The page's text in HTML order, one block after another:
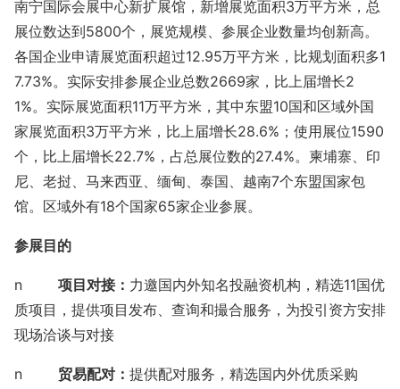
南宁国际会展中心新扩展馆，新增展览面积3万平方米，总
展位数达到5800个，展览规模、参展企业数量均创新高。
各国企业申请展览面积超过12.95万平方米，比规划面积多1
7.73%。实际安排参展企业总数2669家，比上届增长2
1%。实际展览面积11万平方米，其中东盟10国和区域外国
家展览面积3万平方米，比上届增长28.6%；使用展位1590
个，比上届增长22.7%，占总展位数的27.4%。柬埔寨、印
尼、老挝、马来西亚、缅甸、泰国、越南7个东盟国家包
馆。区域外有18个国家65家企业参展。
参展目的
n 项目对接： 力邀国内外知名投融资机构，精选11国优
质项目，提供项目发布、查询和撮合服务，为投引资方安排
现场洽谈与对接
n 贸易配对： 提供配对服务，精选国内外优质采购